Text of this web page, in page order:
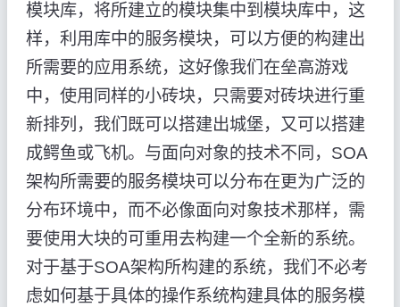
模块库，将所建立的模块集中到模块库中，这
样，利用库中的服务模块，可以方便的构建出
所需要的应用系统，这好像我们在垒高游戏
中，使用同样的小砖块，只需要对砖块进行重
新排列，我们既可以搭建出城堡，又可以搭建
成鳄鱼或飞机。与面向对象的技术不同，SOA
架构所需要的服务模块可以分布在更为广泛的
分布环境中，而不必像面向对象技术那样，需
要使用大块的可重用去构建一个全新的系统。
对于基于SOA架构所构建的系统，我们不必考
虑如何基于具体的操作系统构建具体的服务模